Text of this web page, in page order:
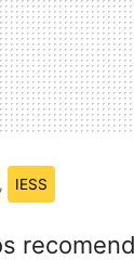
, IESS